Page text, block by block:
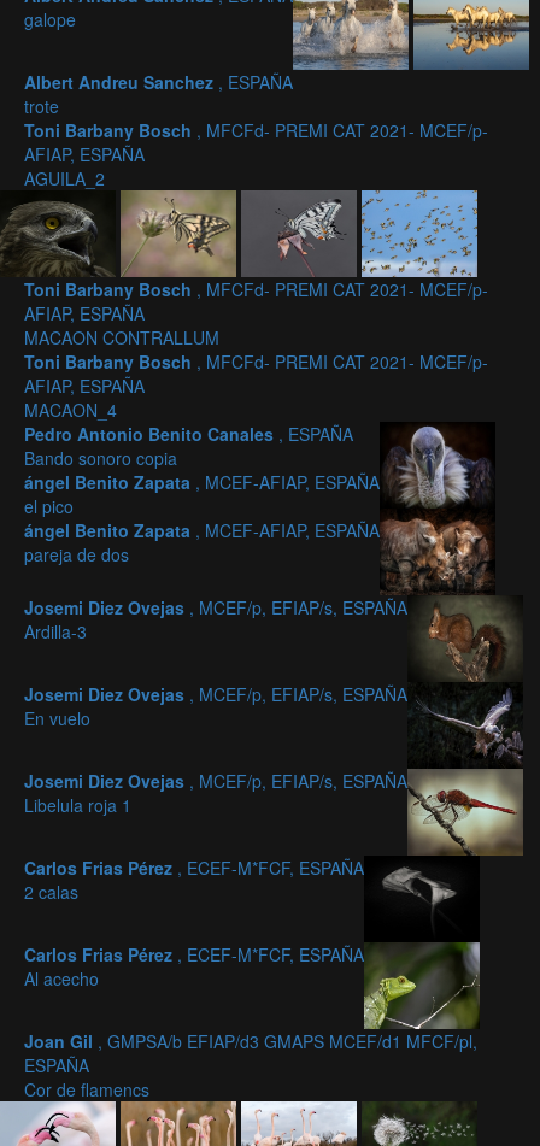
galope
Albert Andreu Sanchez , ESPAÑA
trote
Toni Barbany Bosch , MFCFd- PREMI CAT 2021- MCEF/p-
AFIAP, ESPAÑA
AGUILA_2
Toni Barbany Bosch , MFCFd- PREMI CAT 2021- MCEF/p-
AFIAP, ESPAÑA
MACAON CONTRALLUM
Toni Barbany Bosch , MFCFd- PREMI CAT 2021- MCEF/p-
AFIAP, ESPAÑA
MACAON_4
Pedro Antonio Benito Canales , ESPAÑA
Bando sonoro copia
ángel Benito Zapata , MCEF-AFIAP, ESPAÑA
el pico
ángel Benito Zapata , MCEF-AFIAP, ESPAÑA
pareja de dos
Josemi Diez Ovejas , MCEF/p, EFIAP/s, ESPAÑA
Ardilla-3
Josemi Diez Ovejas , MCEF/p, EFIAP/s, ESPAÑA
En vuelo
Josemi Diez Ovejas , MCEF/p, EFIAP/s, ESPAÑA
Libelula roja 1
Carlos Frias Pérez , ECEF-M*FCF, ESPAÑA
2 calas
Carlos Frias Pérez , ECEF-M*FCF, ESPAÑA
Al acecho
Joan Gil , GMPSA/b EFIAP/d3 GMAPS MCEF/d1 MFCF/pl,
ESPAÑA
Cor de flamencs